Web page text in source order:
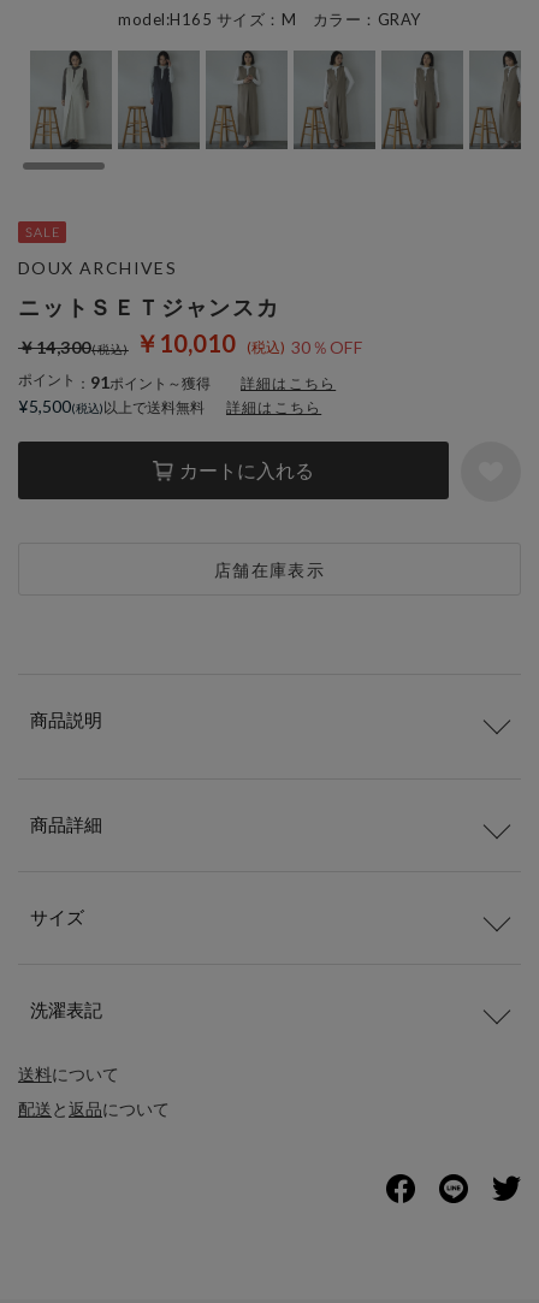
model:H165 サイズ：M カラー：GRAY
ニットＳＥＴジャンスカ
￥10,010 30％OFF
￥14,300
ポイント ： 91ポイント～獲得 詳細はこちら
カートに入れる
店舗在庫表示
DOUX ARCHIVES
¥5,500 以上で送料無料 詳細はこちら
送料について
配送と返品について
商品説明
商品詳細
サイズ
洗濯表記